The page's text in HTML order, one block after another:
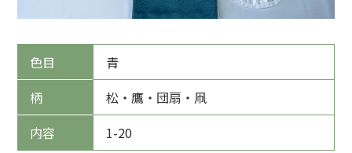
色目
青
柄
松・鷹・団扇・凧
内容
1-20